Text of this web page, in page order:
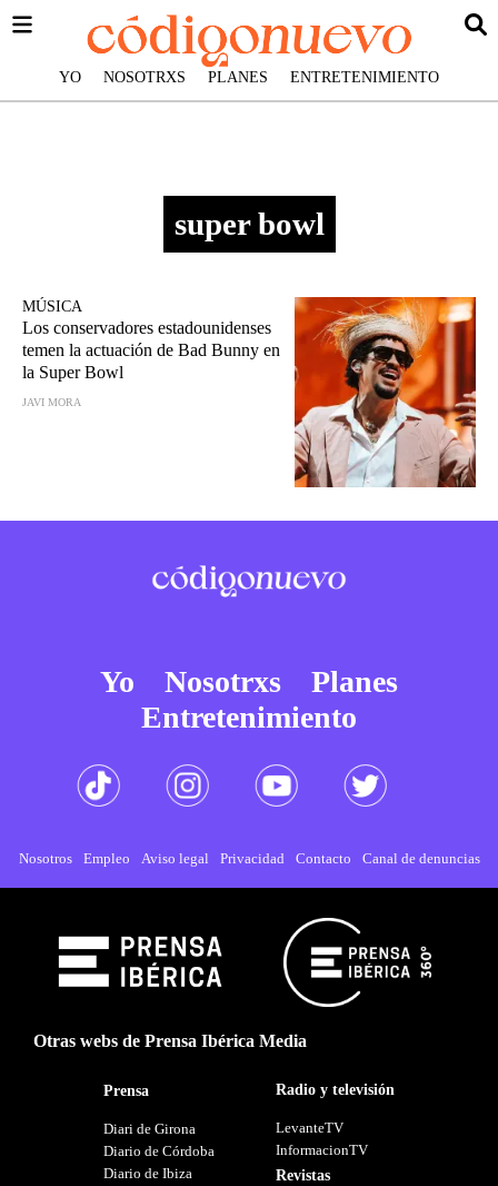
YO NOSOTRXS PLANES ENTRETENIMIENTO
super bowl
MÚSICA
Los conservadores estadounidenses
temen la actuación de Bad Bunny en
la Super Bowl
JAVI MORA
Yo Nosotrxs
Planes
Entretenimiento
Nosotros Empleo Aviso legal Privacidad Contacto Canal de denuncias
Otras webs de Prensa Ibérica Media
Prensa
Diari de Girona
Diario de Córdoba
Diario de Ibiza
Radio y televisión
LevanteTV
InformacionTV
Revistas